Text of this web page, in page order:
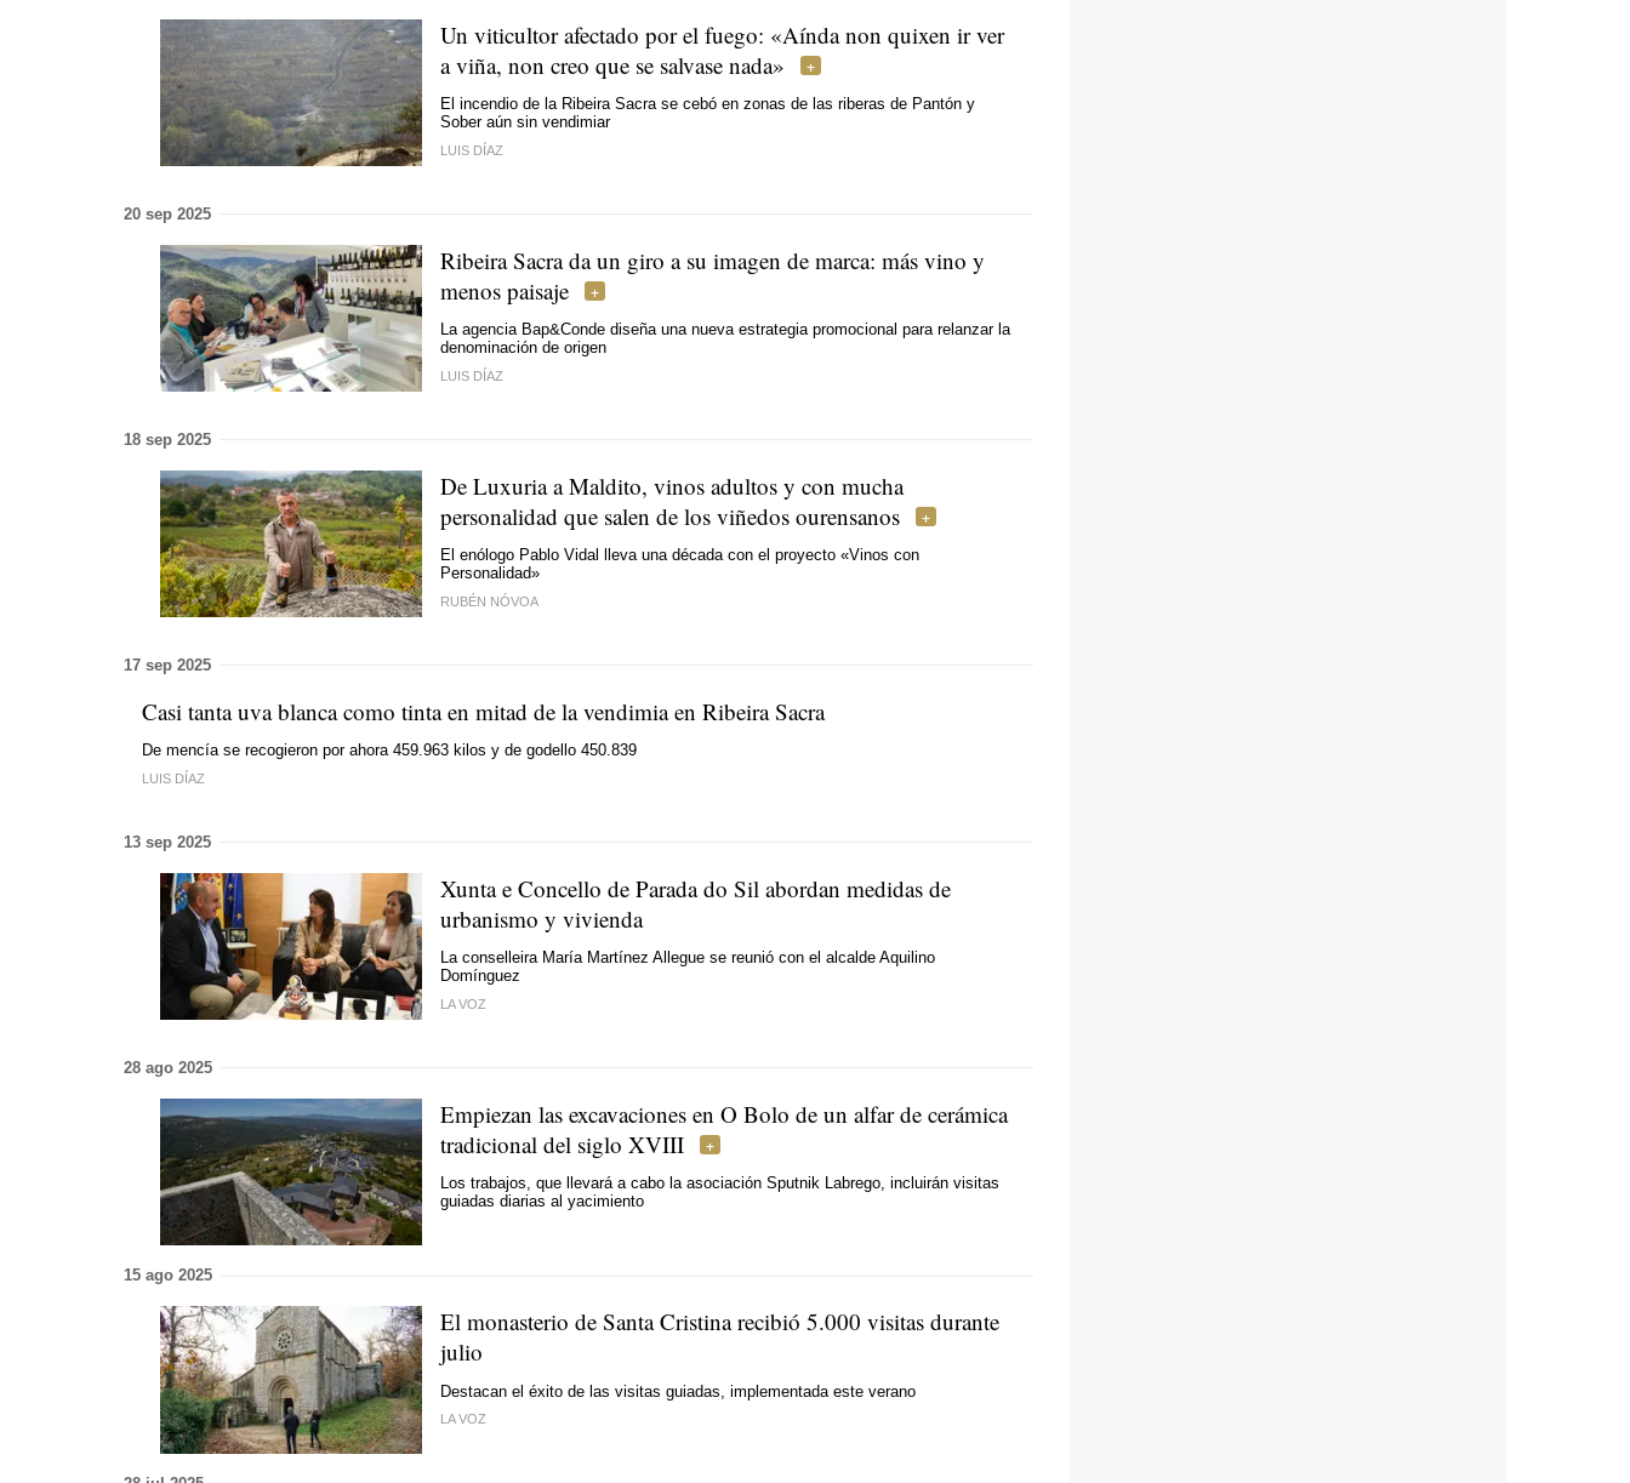
Un viticultor afectado por el fuego: «Aínda non quixen ir ver
a viña, non creo que se salvase nada»
El incendio de la Ribeira Sacra se cebó en zonas de las riberas de Pantón y
Sober aún sin vendimiar
LUIS DÍAZ
20 sep 2025
Ribeira Sacra da un giro a su imagen de marca: más vino y
menos paisaje
La agencia Bap&Conde diseña una nueva estrategia promocional para relanzar la
denominación de origen
LUIS DÍAZ
18 sep 2025
De Luxuria a Maldito, vinos adultos y con mucha
personalidad que salen de los viñedos ourensanos
El enólogo Pablo Vidal lleva una década con el proyecto «Vinos con
Personalidad»
RUBÉN NÓVOA
17 sep 2025
Casi tanta uva blanca como tinta en mitad de la vendimia en Ribeira Sacra
De mencía se recogieron por ahora 459.963 kilos y de godello 450.839
LUIS DÍAZ
13 sep 2025
Xunta e Concello de Parada do Sil abordan medidas de
urbanismo y vivienda
La conselleira María Martínez Allegue se reunió con el alcalde Aquilino
Domínguez
LA VOZ
28 ago 2025
Empiezan las excavaciones en O Bolo de un alfar de cerámica
tradicional del siglo XVIII
Los trabajos, que llevará a cabo la asociación Sputnik Labrego, incluirán visitas
guiadas diarias al yacimiento
15 ago 2025
El monasterio de Santa Cristina recibió 5.000 visitas durante
julio
Destacan el éxito de las visitas guiadas, implementada este verano
LA VOZ